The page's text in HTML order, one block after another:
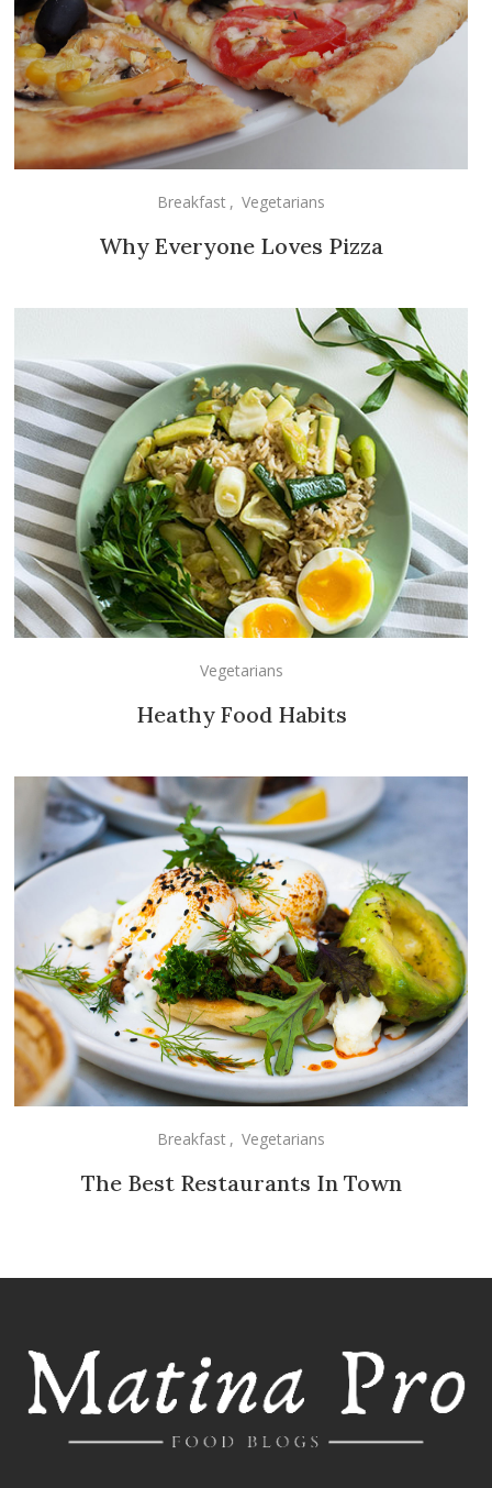
Breakfast , Vegetarians
Why Everyone Loves Pizza
Vegetarians
Heathy Food Habits
Breakfast , Vegetarians
The Best Restaurants In Town